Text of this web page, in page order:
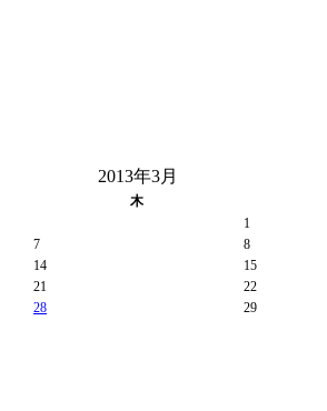
2013年3月
木
1
7 8
14 15
21 22
28 29